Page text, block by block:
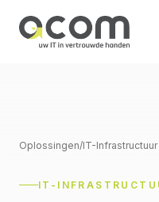
Oplossingen/IT-Infrastructuur
IT-